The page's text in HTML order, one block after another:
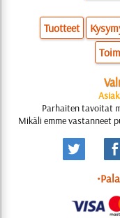
Tuotteet
Parhaiten tavoitat
Mikäli emme vastanneet